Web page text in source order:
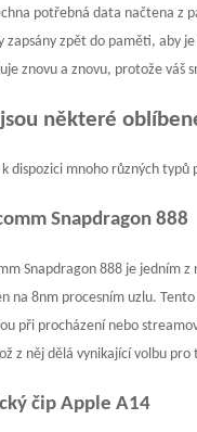
potřebná data načtena z
zapsány zpět do paměti, aby
znovu a znovu, protože váš
některé
k dispozici mnoho různých
Snapdragon 888
Snapdragon 888 je jedním
na 8nm procesním uzlu.
při procházení nebo
z něj dělá vynikající volbu
čip Apple A14